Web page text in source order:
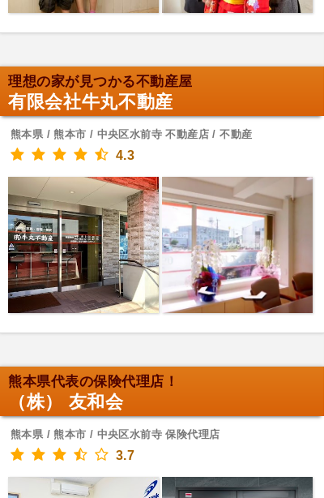
理想の家が見つかる不動産屋
有限会社牛丸不動産
熊本県 / 熊本市 / 中央区水前寺 不動産店 / 不動産
4.3
熊本県代表の保険代理店！
（株） 友和会
熊本県 / 熊本市 / 中央区水前寺 保険代理店
3.7